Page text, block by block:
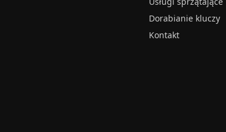
Dorabianie kluczy
Kontakt